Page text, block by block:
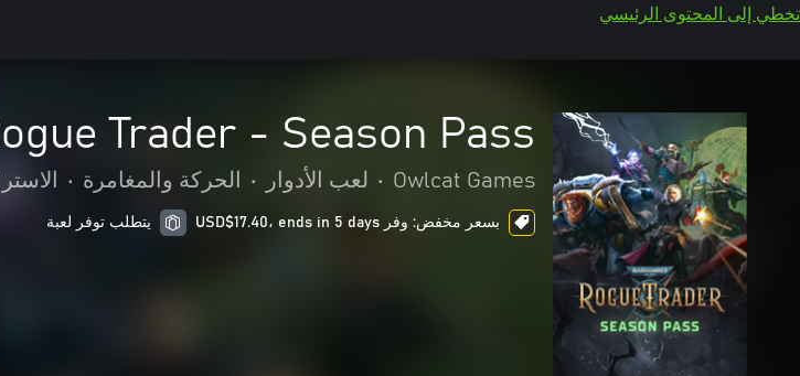
تخطي إلى المحتوى الرئيسي
Trader - Season Pass
Owlcat Games
• لعب الأدوار • الحركة والمغامرة •
بسعر مخفض: وفر USD$17.40، ends in 5 days يتطلب توفر لعبة